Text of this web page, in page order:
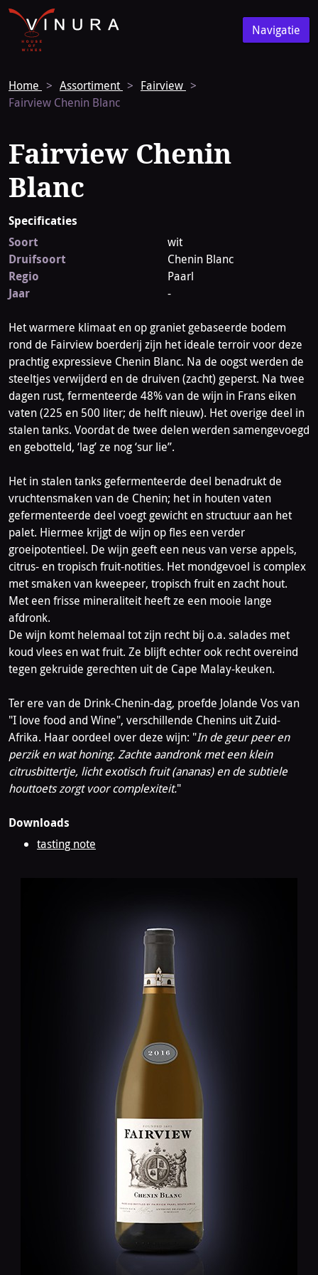
Vinura
Navigatie
Navigatie
Home Assortiment
Fairview
Fairview Chenin Blanc
Fairview Chenin
Blanc
Specificaties
Soort
wit
Druifsoort
Chenin Blanc
Regio
Paarl
Jaar
-
Het warmere klimaat en op graniet gebaseerde bodem
rond de Fairview boerderij zijn het ideale terroir voor deze
prachtig expressieve Chenin Blanc. Na de oogst werden de
steeltjes verwijderd en de druiven (zacht) geperst. Na twee
dagen rust, fermenteerde 48% van de wijn in Frans eiken
vaten (225 en 500 liter; de helft nieuw). Het overige deel in
stalen tanks. Voordat de twee delen werden samengevoegd
en gebotteld, ‘lag’ ze nog ‘sur lie”.
Het in stalen tanks gefermenteerde deel benadrukt de
vruchtensmaken van de Chenin; het in houten vaten
gefermenteerde deel voegt gewicht en structuur aan het
palet. Hiermee krijgt de wijn op fles een verder
groeipotentieel. De wijn geeft een neus van verse appels,
citrus- en tropisch fruit-notities. Het mondgevoel is complex
met smaken van kweepeer, tropisch fruit en zacht hout.
Met een frisse mineraliteit heeft ze een mooie lange
afdronk.
De wijn komt helemaal tot zijn recht bij o.a. salades met
koud vlees en wat fruit. Ze blijft echter ook recht overeind
tegen gekruide gerechten uit de Cape Malay-keuken.
Ter ere van de Drink-Chenin-dag, proefde Jolande Vos van
"I love food and Wine", verschillende Chenins uit Zuid-
Afrika. Haar oordeel over deze wijn: "In de geur peer en
perzik en wat honing. Zachte aandronk met een klein
citrusbittertje, licht exotisch fruit (ananas) en de subtiele
houttoets zorgt voor complexiteit."
Downloads
tasting note